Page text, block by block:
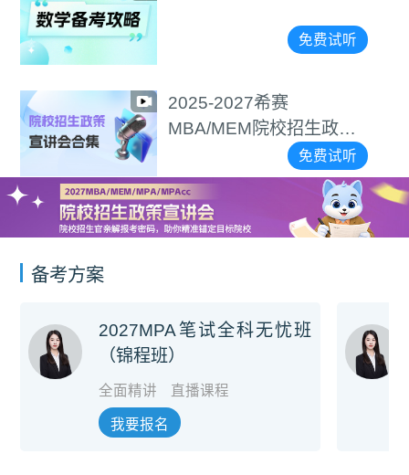
免费试听
希赛
院校招生政策
合集
免费试听
备考方案
2027MPA笔试全科无忧班
（锦程班）
全面精讲 直播课程
我要报名